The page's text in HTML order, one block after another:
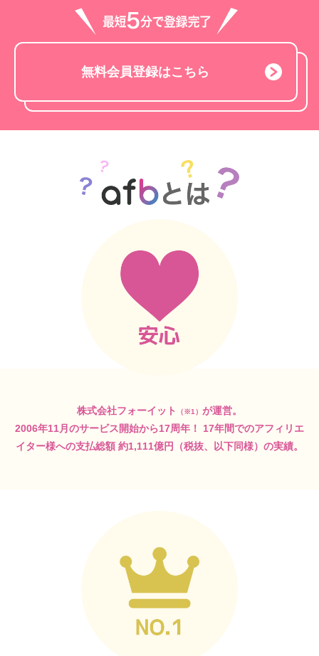
無料会員登録はこちら
株式会社フォーイット （※1） が運営。
2006年11月のサービス開始から17周年！
17年間でのアフィリエ
イター様への支払総額 約1,111億円（税抜、以下同様）の実績。